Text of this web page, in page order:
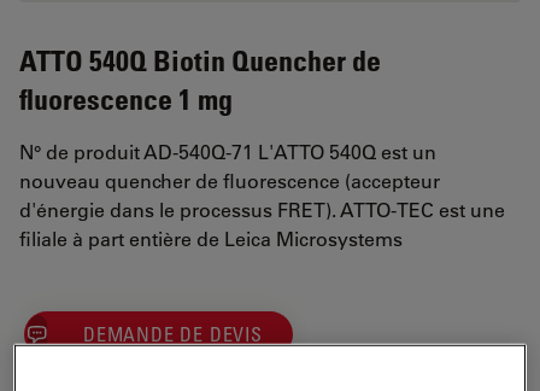
ATTO 540Q Biotin Quencher de
fluorescence 1 mg
N° de produit AD-540Q-71 L'ATTO 540Q est un
nouveau quencher de fluorescence (accepteur
d'énergie dans le processus FRET). ATTO-TEC est une
filiale à part entière de Leica Microsystems
DEMANDE DE DEVIS